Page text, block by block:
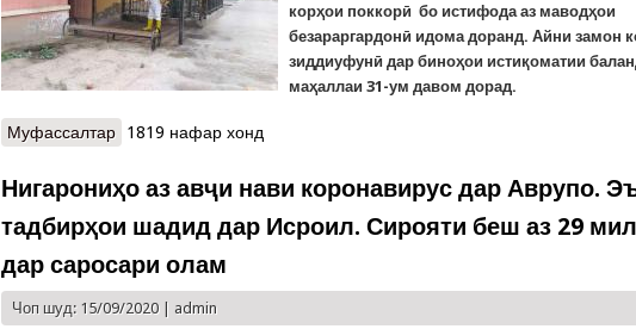
корҳои поккорӣ бо истифода аз маводҳои
безараргардонӣ идома доранд. Айни замон
зиддиуфунӣ дар биноҳои истиқоматии
маҳаллаи 31-ум давом дорад.
Муфассалтар о Тадбирҳои зиддиуфунӣ дар вилояти Суғд
1819 нафар хонд
Нигарониҳо аз авҷи нави коронавирус дар Аврупо.
тадбирҳои шадид дар Исроил. Сирояти беш аз 29
дар саросари олам
Чоп шуд: 15/09/2020 | admin